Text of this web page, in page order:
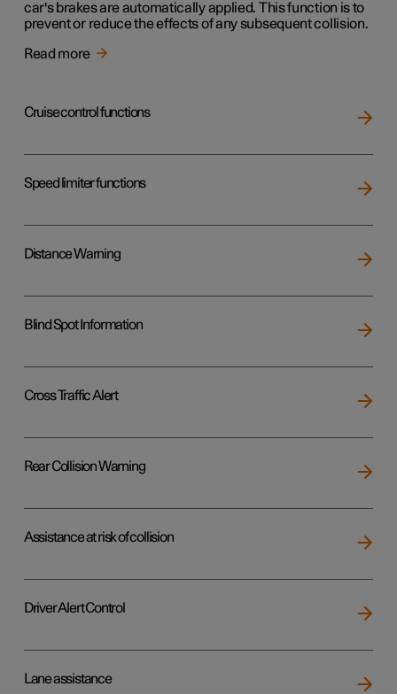
car's brakes are automatically applied. This function is to
prevent or reduce the effects of any subsequent collision.
Read more
Cruise control functions
Speed limiter functions
Distance Warning
Blind Spot Information
Cross Traffic Alert
Rear Collision Warning
Assistance at risk of collision
Driver Alert Control
Lane assistance